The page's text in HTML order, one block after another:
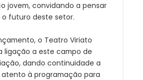
jovem, convidando a pensar
futuro deste setor.
o Teatro Viriato
ligação a este campo de
dando continuidade a
à programação para